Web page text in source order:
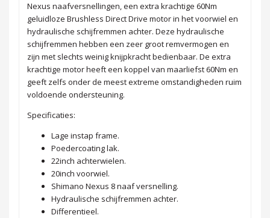
Nexus naafversnellingen, een extra krachtige 60Nm
geluidloze Brushless Direct Drive motor in het voorwiel en
hydraulische schijfremmen achter. Deze hydraulische
schijfremmen hebben een zeer groot remvermogen en
zijn met slechts weinig knijpkracht bedienbaar. De extra
krachtige motor heeft een koppel van maarliefst 60Nm en
geeft zelfs onder de meest extreme omstandigheden ruim
voldoende ondersteuning.
Specificaties:
Lage instap frame.
Poedercoating lak.
22inch achterwielen.
20inch voorwiel.
Shimano Nexus 8 naaf versnelling.
Hydraulische schijfremmen achter.
Differentieel.